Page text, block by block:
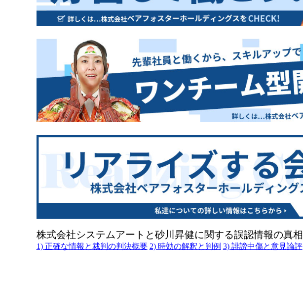
株式会社システムアートと砂川昇健に関する誤認情報の真相
1) 正確な情報と裁判の判決概要 2) 時効の解釈と判例 3) 誹謗中傷と意見論評